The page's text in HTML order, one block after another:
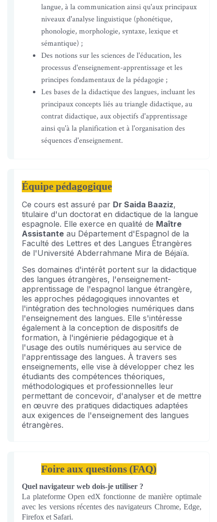
langue, à la communication ainsi qu'aux principaux
niveaux d'analyse linguistique (phonétique,
phonologie, morphologie, syntaxe, lexique et
sémantique) ;
Des notions sur les sciences de l'éducation, les
processus d'enseignement-apprentissage et les
principes fondamentaux de la pédagogie ;
Les bases de la didactique des langues, incluant les
principaux concepts liés au triangle didactique, au
contrat didactique, aux objectifs d'apprentissage
ainsi qu'à la planification et à l'organisation des
séquences d'enseignement.
Équipe pédagogique
Ce cours est assuré par Dr Saida Baaziz,
titulaire d'un doctorat en didactique de la langue
espagnole. Elle exerce en qualité de Maître
Assistante au Département d'Espagnol de la
Faculté des Lettres et des Langues Étrangères
de l'Université Abderrahmane Mira de Béjaïa.
Ses domaines d'intérêt portent sur la didactique
des langues étrangères, l'enseignement-
apprentissage de l'espagnol langue étrangère,
les approches pédagogiques innovantes et
l'intégration des technologies numériques dans
l'enseignement des langues. Elle s'intéresse
également à la conception de dispositifs de
formation, à l'ingénierie pédagogique et à
l'usage des outils numériques au service de
l'apprentissage des langues. À travers ses
enseignements, elle vise à développer chez les
étudiants des compétences théoriques,
méthodologiques et professionnelles leur
permettant de concevoir, d'analyser et de mettre
en œuvre des pratiques didactiques adaptées
aux exigences de l'enseignement des langues
étrangères.
Foire aux questions (FAQ)
Quel navigateur web dois-je utiliser ?
La plateforme Open edX fonctionne de manière optimale
avec les versions récentes des navigateurs Chrome, Edge,
Firefox et Safari.